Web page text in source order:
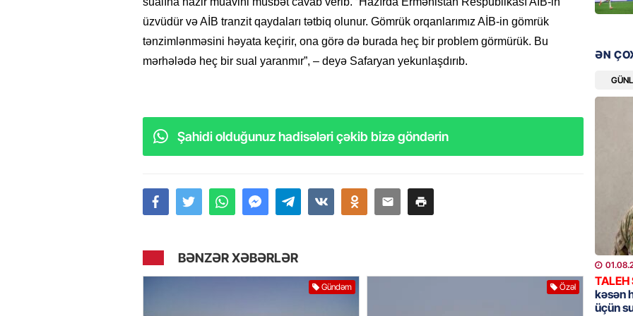
üzvüdür və AİB tranzit qaydaları tətbiq olunur. Gömrük orqanlarımız AİB-in gömrük
tənzimlənməsini həyata keçirir, ona görə də burada heç bir problem görmürük. Bu
mərhələdə heç bir sual yaranmır”, – deyə Safaryan yekunlaşdırıb.
Şahidi olduğunuz hadisələri çəkib bizə göndərin
BƏNZƏR XƏBƏRLƏR
Gündəm Özəl
GÜNDƏM
HADISƏ
söydü,
BANNER
ƏN
TALEH
kəsən
üçün